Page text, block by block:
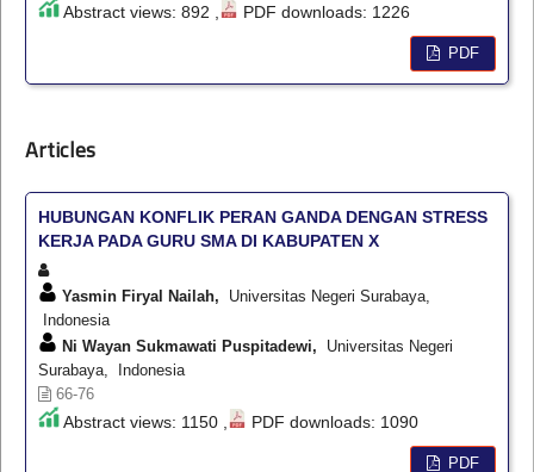
Abstract views: 892 , PDF downloads: 1226
PDF
Articles
HUBUNGAN KONFLIK PERAN GANDA DENGAN STRESS
KERJA PADA GURU SMA DI KABUPATEN X
Yasmin Firyal Nailah, Universitas Negeri Surabaya,
Indonesia
Ni Wayan Sukmawati Puspitadewi, Universitas Negeri
Surabaya, Indonesia
66-76
Abstract views: 1150 , PDF downloads: 1090
PDF